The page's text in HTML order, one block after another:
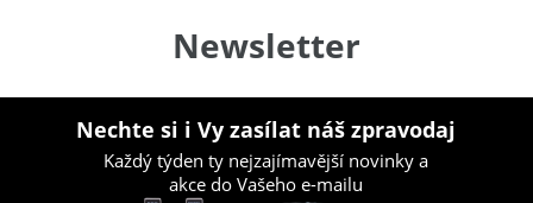
Newsletter
Nechte si i Vy zasílat náš zpravodaj
Každý týden ty nejzajímavější novinky a
akce do Vašeho e-mailu